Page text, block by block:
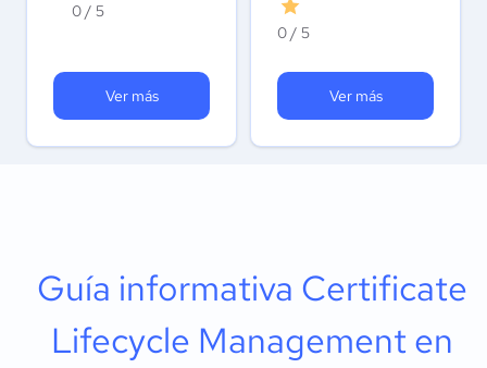
0 / 5
Ver más
0 / 5
Ver más
Guía informativa Certificate
Lifecycle Management en